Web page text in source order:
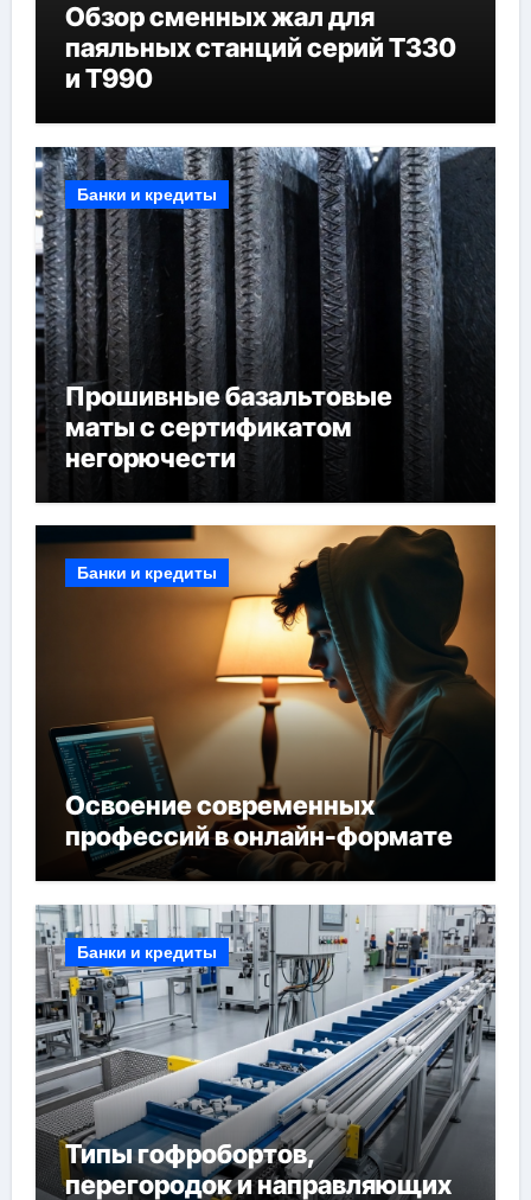
Обзор сменных жал для
паяльных станций серий T330
и T990
Банки и кредиты
Прошивные базальтовые
маты с сертификатом
негорючести
Банки и кредиты
Освоение современных
профессий в онлайн-формате
Банки и кредиты
Типы гофробортов,
перегородок и направляющих